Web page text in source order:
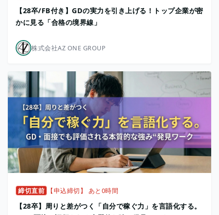
【28卒/FB付き】GDの実力を引き上げる！トップ企業が密
かに見る「合格の境界線」
株式会社AZ ONE GROUP
締切直前 【申込締切】 あと0時間
【28卒】周りと差がつく「自分で稼ぐ力」を言語化する。